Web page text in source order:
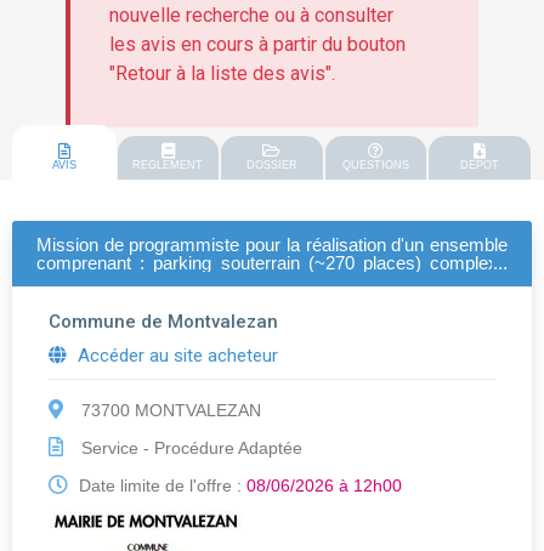
structures de petite enfance musée
nouvelle recherche ou à consulter
les avis en cours à partir du bouton
"Retour à la liste des avis".
AVIS REGLEMENT DOSSIER QUESTIONS DEPOT
Mission de programmiste pour la réalisation d'un ensemble
comprenant : parking souterrain (~270 places) complexe
structures de petite enfance musée
Commune de Montvalezan
Accéder au site acheteur
73700 MONTVALEZAN
Service - Procédure Adaptée
Date limite de l'offre : 08/06/2026 à 12h00